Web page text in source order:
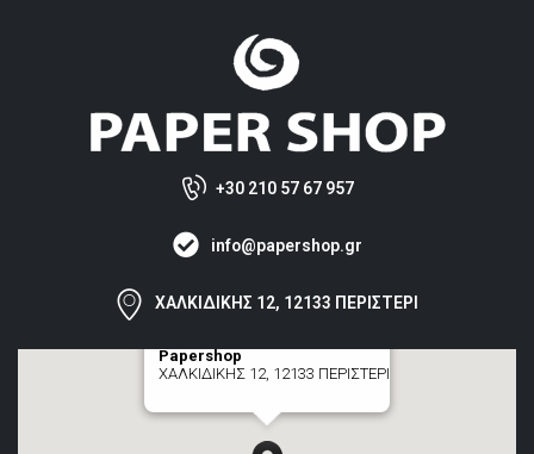
+30 210 57 67 957
info@papershop.gr
ΧΑΛΚΙΔΙΚΗΣ 12, 12133 ΠΕΡΙΣΤΕΡΙ
Papershop
ΧΑΛΚΙΔΙΚΗΣ 12, 12133 ΠΕΡΙΣΤΕΡΙ